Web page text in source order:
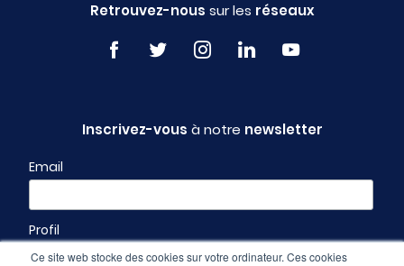
Ce site web stocke des cookies sur votre ordinateur. Ces cookies
Retrouvez-nous sur les réseaux
Inscrivez-vous à notre newsletter
Email
Profil